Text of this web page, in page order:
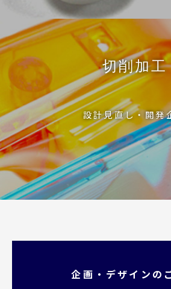
切削加工
設計見直し・開発
企画・デザインの